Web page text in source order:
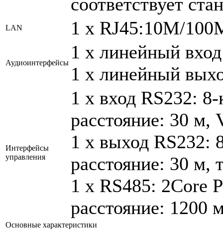
LAN 1 x RJ45:10M/
Аудиоинтерфейсы
1 x линейный
1 x линейный
Интерфейсы
управления
1 x вход RS232:
расстояние: 30 м,
1 x выход RS232:
расстояние: 30 м,
1 x RS485: 2Core
расстояние: 1200
Основные характеристики